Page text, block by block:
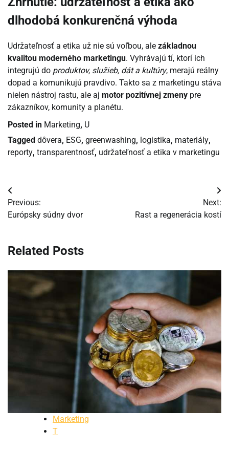
dlhodobá konkurenčná výhoda
Udržateľnosť a etika už nie sú voľbou, ale základnou
kvalitou moderného marketingu. Vyhrávajú tí, ktorí ich
integrujú do produktov, služieb, dát a kultúry, merajú reálny
dopad a komunikujú pravdivo. Takto sa z marketingu stáva
nielen nástroj rastu, ale aj motor pozitívnej zmeny pre
zákazníkov, komunity a planétu.
Posted in Marketing, U
Tagged dôvera, ESG, greenwashing, logistika, materiály,
reporty, transparentnosť, udržateľnosť a etika v marketingu
Navigácia
v
Previous:
Európsky súdny dvor
Next:
Rast a regenerácia kostí
Related Posts
Marketing
T